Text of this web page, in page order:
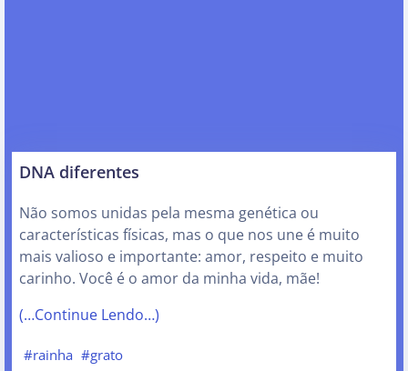
DNA diferentes
Não somos unidas pela mesma genética ou
características físicas, mas o que nos une é muito
mais valioso e importante: amor, respeito e muito
carinho. Você é o amor da minha vida, mãe!
(…Continue Lendo…)
#rainha #grato